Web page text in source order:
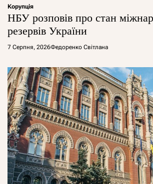
Корупція
НБУ розповів про стан
резервів України
7 Серпня, 2026Федоренко Світлана